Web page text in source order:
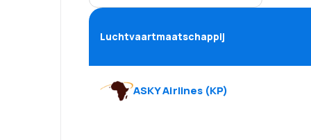
Luchtvaartmaatschappij
ASKY Airlines(KP)